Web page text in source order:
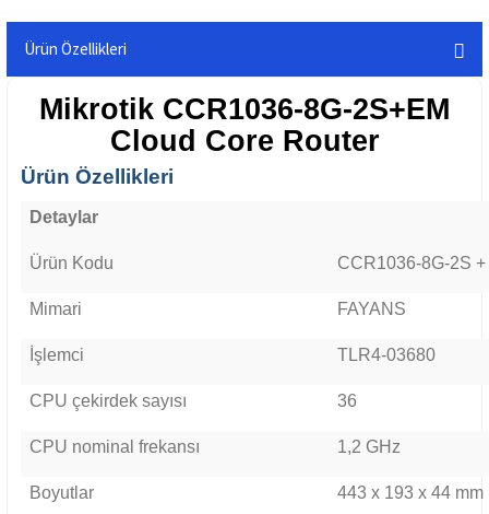
Ürün Özellikleri
Mikrotik CCR1036-8G-2S+EM
Cloud Core Router
Ürün Özellikleri
Detaylar
Ürün Kodu CCR1036-8G-2S +
Mimari FAYANS
İşlemci TLR4-03680
CPU çekirdek sayısı 36
CPU nominal frekansı 1,2 GHz
Boyutlar 443 x 193 x 44 mm